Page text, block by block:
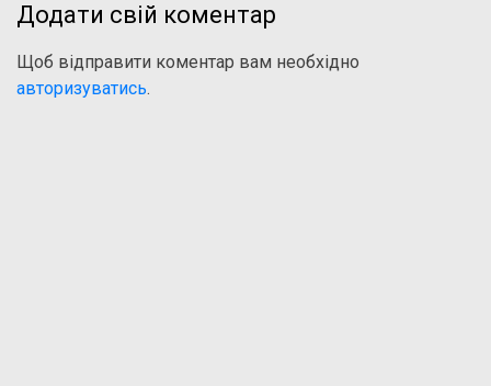
Додати свій коментар
Щоб відправити коментар вам необхідно
авторизуватись.